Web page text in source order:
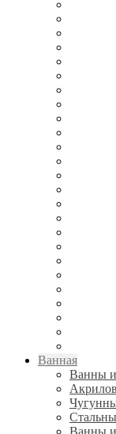
Ванная
Ванны
Ванны